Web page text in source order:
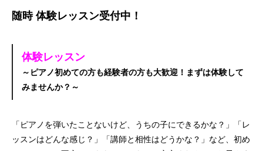
随時 体験レッスン受付中！
体験レッスン
～ピアノ初めての方も経験者の方も大歓迎！まずは体験して
みませんか？ ～
「ピアノを弾いたことないけど、うちの子にできるかな？」「レ
ッスンはどんな感じ？」「講師と相性はどうかな？」など、初め